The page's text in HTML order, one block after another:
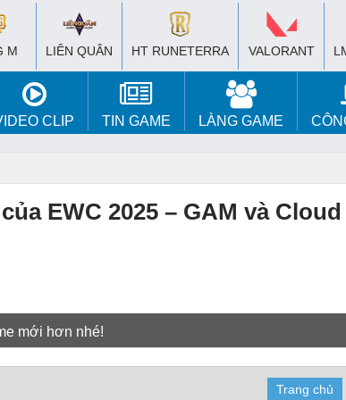
M LIÊN QUÂN HT RUNETERRA VALORANT
CLIP TIN GAME LÀNG GAME
EWC 2025 – GAM và
mới hơn nhé!
Trang chủ